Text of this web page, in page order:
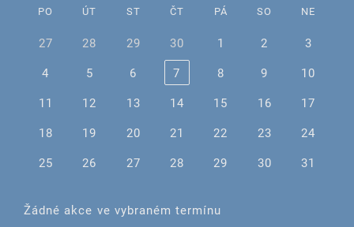
PO ÚT ST ČT PÁ SO NE
27 28 29 30 1 2
3
4
5 6 7 8 9
10
11
12 13 14 15 16
17
18
19 20 21 22 23
24
25
26 27 28 29 30 31
Žádné akce ve vybraném termínu